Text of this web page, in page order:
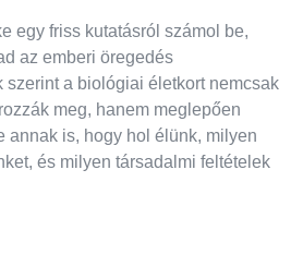
egy friss kutatásról számol be,
az emberi öregedés
szerint a biológiai életkort nemcsak
meg, hanem meglepően
annak is, hogy hol élünk, milyen
és milyen társadalmi feltételek